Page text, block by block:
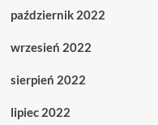
październik 2022
wrzesień 2022
sierpień 2022
lipiec 2022